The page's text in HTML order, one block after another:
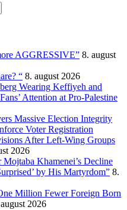
AGGRESSIVE” 8. august
“ 8. august 2026
Wearing Keffiyeh and
Attention at Pro-Palestine
Massive Election Integrity
Voter Registration
After Left-Wing Groups
2026
Khamenei’s Decline
by His Martyrdom” 8.
Million Fewer Foreign Born
2026